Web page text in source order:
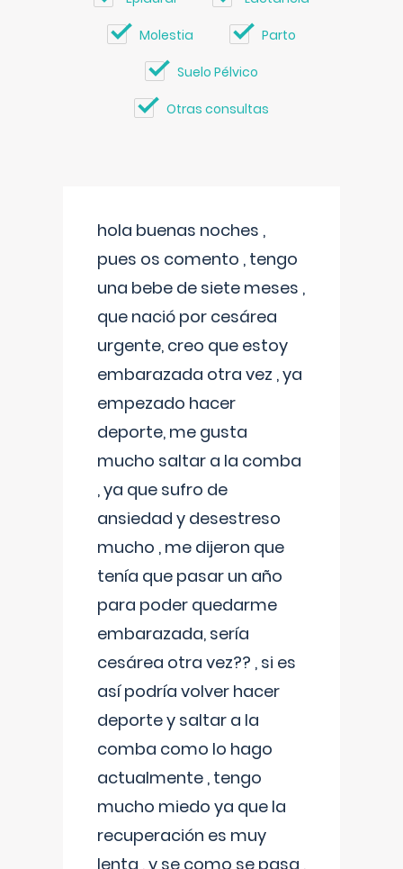
Molestia Parto
Suelo Pélvico
Otras consultas
hola buenas noches ,
pues os comento , tengo
una bebe de siete meses ,
que nació por cesárea
urgente, creo que estoy
embarazada otra vez , ya
empezado hacer
deporte, me gusta
mucho saltar a la comba
, ya que sufro de
ansiedad y desestreso
mucho , me dijeron que
tenía que pasar un año
para poder quedarme
embarazada, sería
cesárea otra vez?? , si es
así podría volver hacer
deporte y saltar a la
comba como lo hago
actualmente , tengo
mucho miedo ya que la
recuperación es muy
lenta , y se como se pasa ,